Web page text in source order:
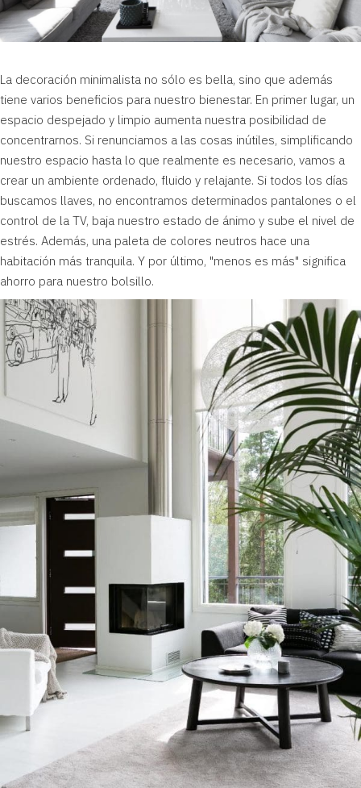
La decoración minimalista no sólo es bella, sino que además
tiene varios beneficios para nuestro bienestar. En primer lugar, un
espacio despejado y limpio aumenta nuestra posibilidad de
concentrarnos. Si renunciamos a las cosas inútiles, simplificando
nuestro espacio hasta lo que realmente es necesario, vamos a
crear un ambiente ordenado, fluido y relajante. Si todos los días
buscamos llaves, no encontramos determinados pantalones o el
control de la TV, baja nuestro estado de ánimo y sube el nivel de
estrés. Además, una paleta de colores neutros hace una
habitación más tranquila. Y por último, "menos es más" significa
ahorro para nuestro bolsillo.